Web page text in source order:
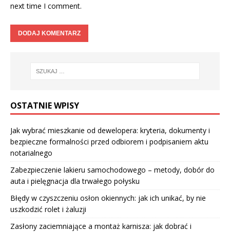
next time I comment.
OSTATNIE WPISY
Jak wybrać mieszkanie od dewelopera: kryteria, dokumenty i
bezpieczne formalności przed odbiorem i podpisaniem aktu
notarialnego
Zabezpieczenie lakieru samochodowego – metody, dobór do
auta i pielęgnacja dla trwałego połysku
Błędy w czyszczeniu osłon okiennych: jak ich unikać, by nie
uszkodzić rolet i żaluzji
Zasłony zaciemniające a montaż karnisza: jak dobrać i